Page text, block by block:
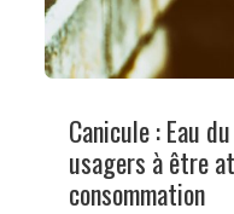
Canicule : Eau
usagers à être
consommation